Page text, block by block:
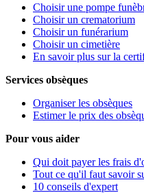
Choisir une pompe
Choisir un crematorium
Choisir un funérarium
Choisir un cimetière
En savoir plus sur la
Services obsèques
Organiser les obsèques
Estimer le prix des
Pour vous aider
Qui doit payer les frais
Tout ce qu'il faut savoir
10 conseils d'expert